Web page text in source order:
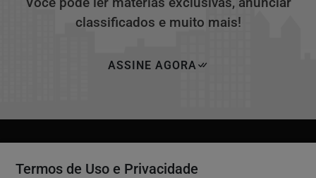
classificados e muito mais!
ASSINE AGORA
Termos de Uso e Privacidade